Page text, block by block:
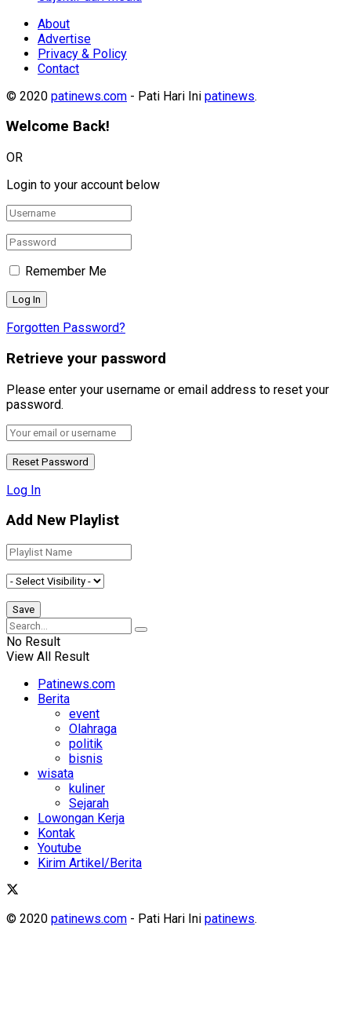
About
Advertise
Privacy & Policy
Contact
© 2020 patinews.com - Pati Hari Ini patinews.
Welcome Back!
OR
Login to your account below
Remember Me
Forgotten Password?
Retrieve your password
Please enter your username or email address to reset your
password.
Log In
Add New Playlist
No Result
View All Result
Patinews.com
Berita
event
Olahraga
politik
bisnis
wisata
kuliner
Sejarah
Lowongan Kerja
Kontak
Youtube
Kirim Artikel/Berita
© 2020 patinews.com - Pati Hari Ini patinews.